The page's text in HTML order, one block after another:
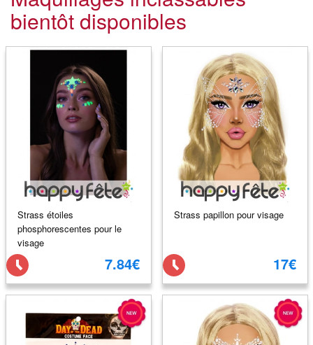
bientôt disponibles
Strass étoiles
phosphorescentes pour le
visage
7.84€
Strass papillon pour visage
17€